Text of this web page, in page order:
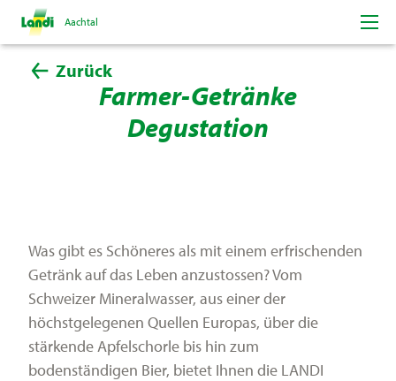
Aachtal
Karriere
Neuigkeiten
Anlässe
Zurück
Farmer-Getränke
Degustation
Was gibt es Schöneres als mit einem erfrischenden
Getränk auf das Leben anzustossen? Vom
Schweizer Mineralwasser, aus einer der
höchstgelegenen Quellen Europas, über die
stärkende Apfelschorle bis hin zum
bodenständigen Bier, bietet Ihnen die LANDI